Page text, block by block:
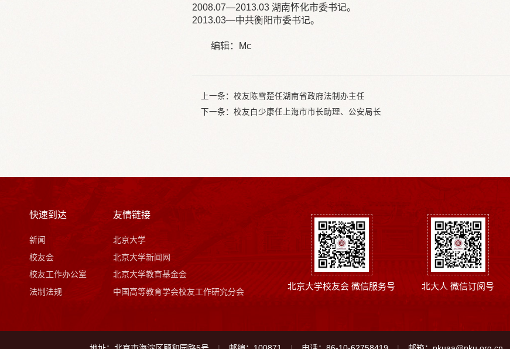
2008.07—2013.03 湖南怀化市委书记。
2013.03—中共衡阳市委书记。
编辑：Mc
上一条： 校友陈雪楚任湖南省政府法制办主任
下一条： 校友白少康任上海市市长助理、公安局长
快速到达
新闻
校友会
校友工作办公室
法制法规
友情链接
北京大学
北京大学新闻网
北京大学教育基金会
中国高等教育学会校友工作研究分会
北京大学校友会 微信服务号 北大人 微信订阅号